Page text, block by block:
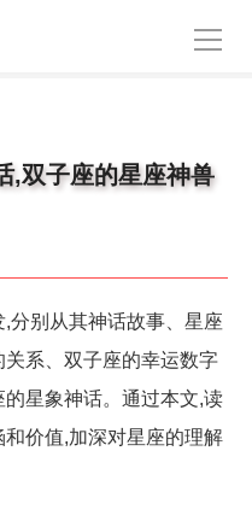
导航
,双子座的星座神兽
分别从其神话故事、星座
系、双子座的幸运数字
星象神话。通过本文,读
价值,加深对星座的理解